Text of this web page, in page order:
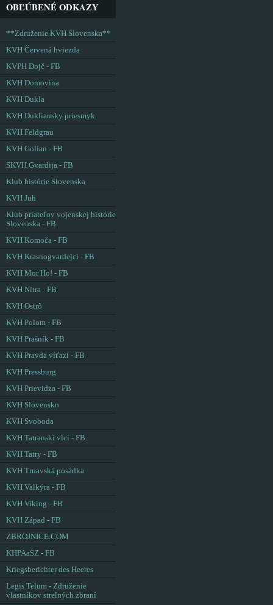
OBĽÚBENÉ ODKAZY
**Združenie KVH Slovenska**
KVH Červená hviezda
KVPH Dojč - FB
KVH Domovina
KVH Dukla
KVH Dukliansky priesmyk
KVH Feldgrau
KVH Golian - FB
SKVH Gvardija - FB
Klub histórie Slovenska
KVH Juh
Klub priateľov vojenskej histórie
Slovenska - FB
KVH Komoča - FB
KVH Krasnogvardejci - FB
KVH Mor Ho! - FB
KVH Nitra - FB
KVH Ostrô
KVH Polom - FB
KVH Prašník - FB
KVH Pravda víťazí - FB
KVH Pressburg
KVH Prievidza - FB
KVH Slovensko
KVH Svoboda
KVH Tatranskí vlci - FB
KVH Tatry - FB
KVH Trnavská posádka
KVH Valkýra - FB
KVH Viking - FB
KVH Západ - FB
ZBROJNICE.COM
KHPAaSZ - FB
Kriegsberichter des Heeres
Legis Telum - Združenie
vlastníkov strelných zbraní